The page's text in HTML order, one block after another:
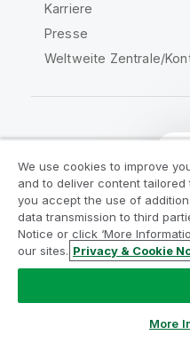
Karriere
Presse
Weltweite Zentrale/
Rechtliche Vereinbarungen
Produktbedingungen
Legal Policies
Marken
Do Not Share
Copyright © 1993-2026
We use cookies to improve
and to deliver content tailored
you accept the use of
data transmission to third
Notice or click ‘More
our sites. Privacy & Cookie
More